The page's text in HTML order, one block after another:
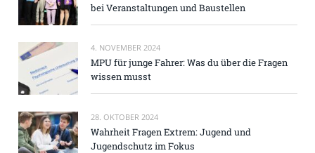
bei Veranstaltungen und Baustellen
4. NOVEMBER 2024
MPU für junge Fahrer: Was du über die Fragen
wissen musst
28. OKTOBER 2024
Wahrheit Fragen Extrem: Jugend und
Jugendschutz im Fokus